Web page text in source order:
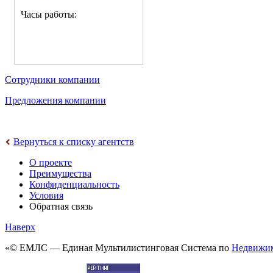
Часы работы:
Сотрудники компании
Предложения компании
Вернуться к списку агентств
О проекте
Преимущества
Конфиденциальность
Условия
Обратная связь
Наверх
«© ЕМЛС — Единая Мультилистинговая Система по